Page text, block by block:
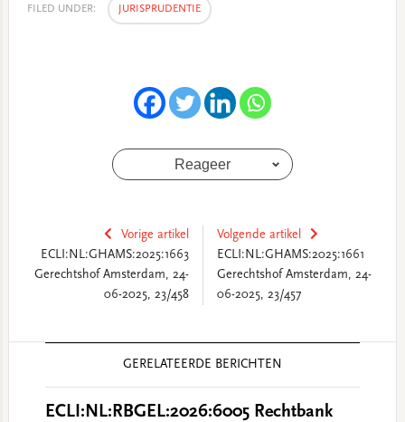
FILED UNDER: JURISPRUDENTIE
Reageer
Vorige artikel
ECLI:NL:GHAMS:2025:1663
Gerechtshof Amsterdam, 24-
06-2025, 23/458
Volgende artikel
ECLI:NL:GHAMS:2025:1661
Gerechtshof Amsterdam, 24-
06-2025, 23/457
GERELATEERDE BERICHTEN
ECLI:NL:RBGEL:2026:6005 Rechtbank